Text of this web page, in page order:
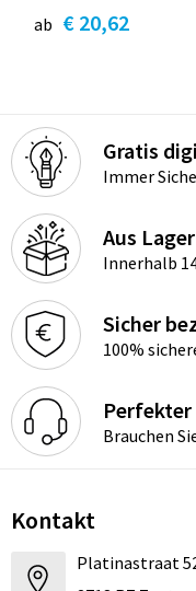
ab € 20,62
Gratis
Immer
Aus
Innerhalb
Sicher
100%
Brauchen
Kontakt
Platinastraat